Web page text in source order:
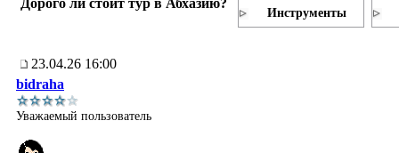
Дорого ли стоит тур в Абхазию?
Инструменты
23.04.26 16:00
bidraha
Уважаемый пользователь